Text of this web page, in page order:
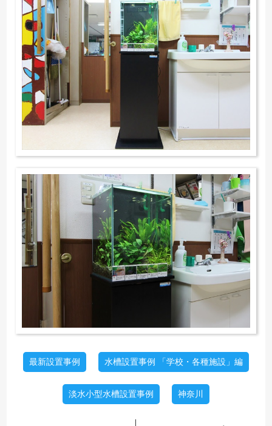
最新設置事例 水槽設置事例 「学校・各種施設」編
淡水小型水槽設置事例 神奈川